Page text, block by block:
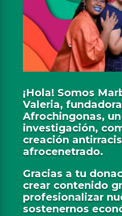
¡Hola! Somos
Valeria,
Afrochingonas,
investigación,
creación
afrocenetrado.
Gracias a tu
crear contenido
profesionalizar
sostenernos